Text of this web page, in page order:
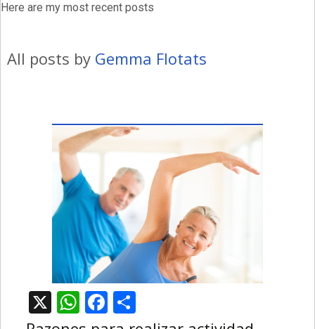
Here are my most recent posts
All posts by Gemma Flotats
X WhatsApp
Facebook
Compartir